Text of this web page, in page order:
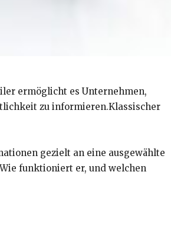
ermöglicht es Unternehmen,
zu informieren.Klassischer
gezielt an eine ausgewählte
funktioniert er, und welchen